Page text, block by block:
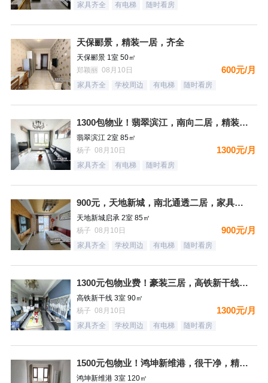
家具齐全 有电梯 随时看房
天保郦景，精装一居，齐全
天保郦景 1室 50㎡
郑颖丽 08月10日
600元/月
家具齐全 学校周边 有电梯 随时看房
1300包物业！翡翠滨江，南向二居，精装自住标准，都齐全，拎
翡翠滨江 2室 85㎡
杨子 08月10日
1300元/月
家具齐全 有电梯 随时看房
900元，天地新城，南北通透二居，家具家电齐全，看房方便
天地新城启承 2室 85㎡
杨子 08月10日
900元/月
家具齐全 学校周边 有电梯 随时看房
1300元包物业费！豪装三居，高铁新干线，南向，采光好，家具
高铁新干线 3室 90㎡
杨子 08月10日
1300元/月
家具齐全 学校周边 有电梯 随时看房
1500元包物业！鸿坤新维港，很干净，精装自住标准，都齐全，
鸿坤新维港 3室 120㎡